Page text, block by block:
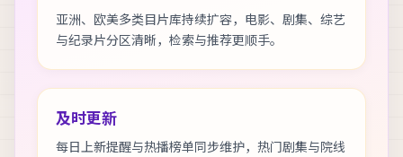
亚洲、欧美多类目片库持续扩容，电影、剧集、综艺
与纪录片分区清晰，检索与推荐更顺手。
及时更新
每日上新提醒与热播榜单同步维护，热门剧集与院线